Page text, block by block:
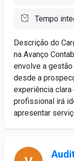
Tempo
Descrição do
na Avanço
envolve a
desde a
experiência
profissional irá
apresentar